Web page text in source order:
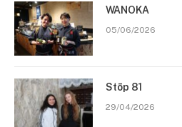
WANOKA
05/06/2026
Stōp 81
29/04/2026